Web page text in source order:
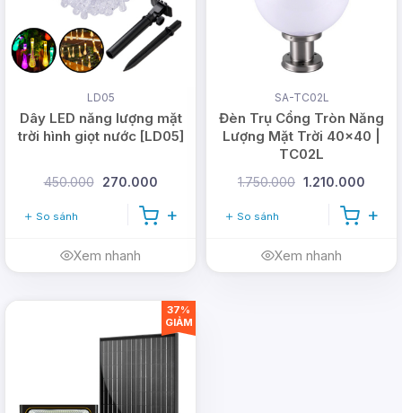
LD05
Dây LED năng lượng mặt
trời hình giọt nước [LD05]
450.000 270.000
So sánh
Xem nhanh
SA-TC02L
Đèn Trụ Cổng Tròn Năng
Lượng Mặt Trời 40x40 |
TC02L
1.750.000 1.210.000
So sánh
Xem nhanh
37%
GIẢM